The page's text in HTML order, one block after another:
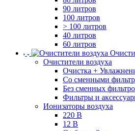
90 литров
100 литров
> 100 литров
40 литров
60 литров
Очистители воздуха
Очистка +
Cо сменными
Без сменных
Фильтры и
Ионизаторы воздуха
220 В
12 В